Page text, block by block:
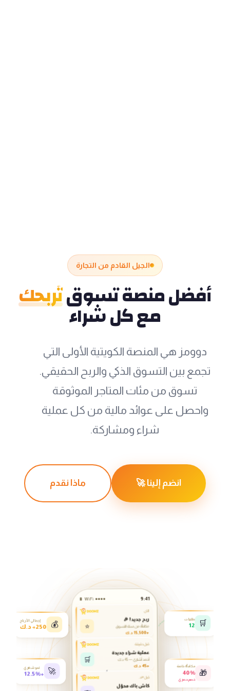
الجيل القادم من التجارة
أفضل منصة تسوقتُربحك
مع كل شراء
دوومز هي المنصة الكويتية الأولى التي
تجمع بين التسوق الذكي والربح الحقيقي.
تسوق من مئات المتاجر الموثوقة
واحصل على عوائد مالية من كل عملية
شراء ومشاركة.
انضم إلينا 🚀 ماذا نقدم
💰 إجمالي الأرباح
250+ د.ك
🚀 نمو شهري
+12.5%
🛒 طلبيات
12
🎁
مكافأة خاصة
40%
خصم حصري
9:41
●●●●
WiFi
🔋
الآن
⭐
ربح جديد! 🎉
مكافأة من سلة التسوق
+15,500 د.ك
قبل دقيقة
🛒
عملية شراء جديدة
أحمد أشاري — 45 د.ك
+45 د.ك
قبل ٣د.
كاش باك محوّل